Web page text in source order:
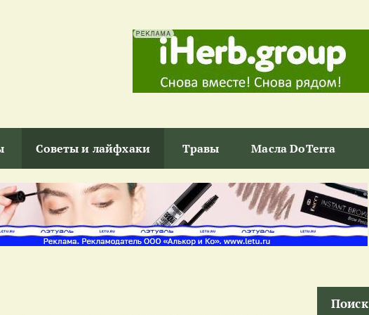
Советы и лайфхаки Травы Масла DoTerra
Поиск